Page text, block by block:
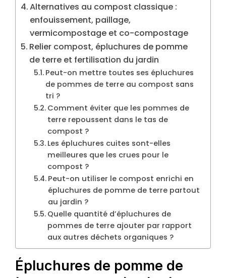
Alternatives au compost classique :
enfouissement, paillage,
vermicompostage et co-compostage
Relier compost, épluchures de pomme
de terre et fertilisation du jardin
Peut-on mettre toutes ses épluchures
de pommes de terre au compost sans
tri ?
Comment éviter que les pommes de
terre repoussent dans le tas de
compost ?
Les épluchures cuites sont-elles
meilleures que les crues pour le
compost ?
Peut-on utiliser le compost enrichi en
épluchures de pomme de terre partout
au jardin ?
Quelle quantité d’épluchures de
pommes de terre ajouter par rapport
aux autres déchets organiques ?
Épluchures de pomme de